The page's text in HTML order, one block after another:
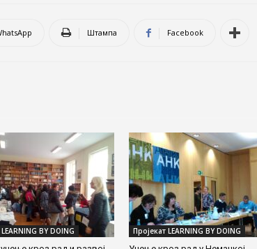
Штампа Facebook
BY DOING Пројекат LEARNING BY DOING